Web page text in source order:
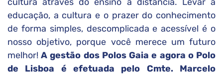
educação, a cultura e o prazer do conhecimento
de forma simples, descomplicada e acessível é o
nosso objetivo, porque você merece um futuro
melhor!A gestão dos Polos Gaia e agora o Polo
de Lisboa é efetuada pelo Cmte. Marcelo